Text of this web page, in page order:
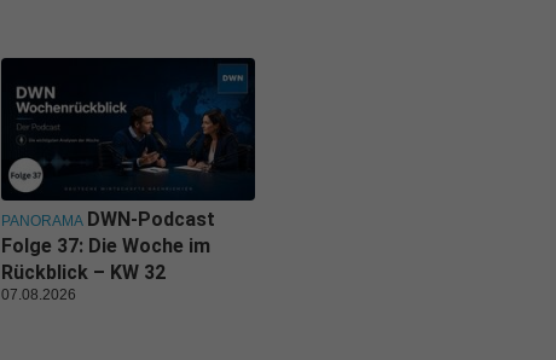
PANORAMA DWN-Podcast
Folge 37: Die Woche im
Rückblick – KW 32
07.08.2026